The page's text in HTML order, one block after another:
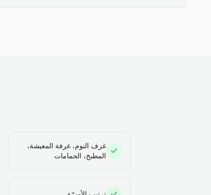
غرف النوم، غرفة المعيشة،
المطبخ، الحمامات